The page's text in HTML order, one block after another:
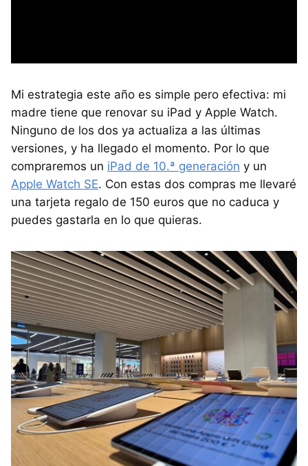
Mi estrategia este año es simple pero efectiva: mi
madre tiene que renovar su iPad y Apple Watch.
Ninguno de los dos ya actualiza a las últimas
versiones, y ha llegado el momento. Por lo que
compraremos un iPad de 10.ª generación y un
Apple Watch SE. Con estas dos compras me llevaré
una tarjeta regalo de 150 euros que no caduca y
puedes gastarla en lo que quieras.